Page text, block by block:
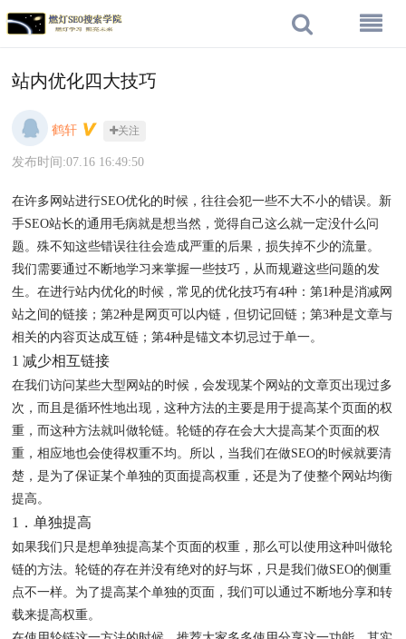
站内优化四大技巧
鹤轩 关注
发布时间:07.16 16:49:50
在许多网站进行SEO优化的时候，往往会犯一些不大不小的错误。新
手SEO站长的通用毛病就是想当然，觉得自己这么就一定没什么问
题。殊不知这些错误往往会造成严重的后果，损失掉不少的流量。
我们需要通过不断地学习来掌握一些技巧，从而规避这些问题的发
生。在进行站内优化的时候，常见的优化技巧有4种：第1种是消减网
站之间的链接；第2种是网页可以内链，但切记回链；第3种是文章与
相关的内容页达成互链；第4种是锚文本切忌过于单一。
1 减少相互链接
在我们访问某些大型网站的时候，会发现某个网站的文章页出现过多
次，而且是循环性地出现，这种方法的主要是用于提高某个页面的权
重，而这种方法就叫做轮链。轮链的存在会大大提高某个页面的权
重，相应地也会使得权重不均。所以，当我们在做SEO的时候就要清
楚，是为了保证某个单独的页面提高权重，还是为了使整个网站均衡
提高。
1．单独提高
如果我们只是想单独提高某个页面的权重，那么可以使用这种叫做轮
链的方法。轮链的存在并没有绝对的好与坏，只是我们做SEO的侧重
点不一样。为了提高某个单独的页面，我们可以通过不断地分享和转
载来提高权重。